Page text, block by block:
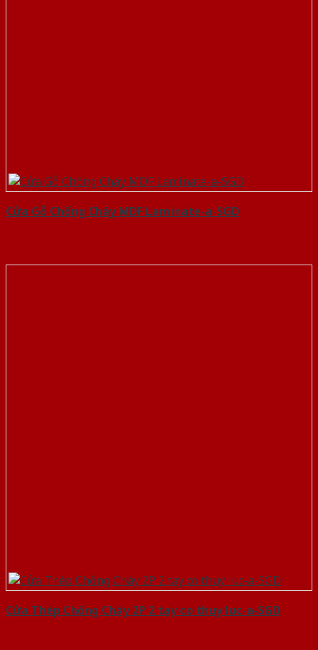
Cửa Gỗ Chống Cháy MDF Laminate-a-SGD
Cửa Thép Chống Cháy 2P 2 tay co thuy luc-a-SGD